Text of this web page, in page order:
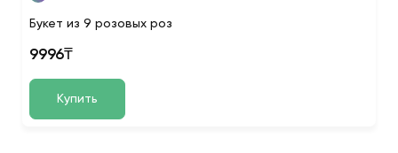
Букет из 9 розовых роз
9996₸
Купить